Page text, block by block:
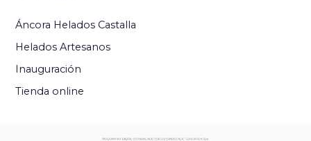
Áncora Helados Castalla
Helados Artesanos
Inauguración
Tienda online